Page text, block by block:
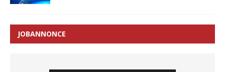
JOBANNONCE